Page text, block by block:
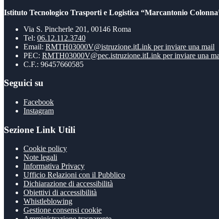
Istituto Tecnologico Trasporti e Logistica “Marcantonio
Via S. Pincherle 201, 00146 Roma
Tel: 06.12.112.3740
Email: RMTH03000V@istruzione.itLink per inviare una mail
PEC: RMTH03000V@pec.istruzione.itLink per inviare una
C.F.: 96457660585
Seguici su
Facebook
Instagram
Sezione Link Utili
Cookie policy
Note legali
Informativa Privacy
Ufficio Relazioni con il Pubblico
Dichiarazione di accessibilità
Obiettivi di accessibilità
Whistleblowing
Gestione consensi cookie